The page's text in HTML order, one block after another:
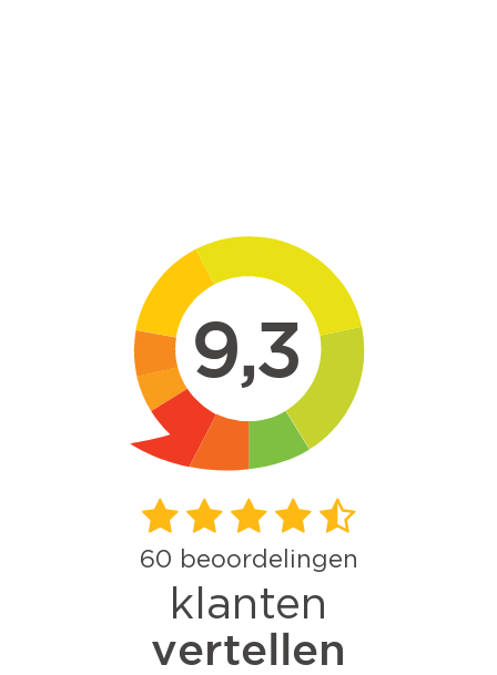
9,3
60 beoordelingen
klanten
vertellen